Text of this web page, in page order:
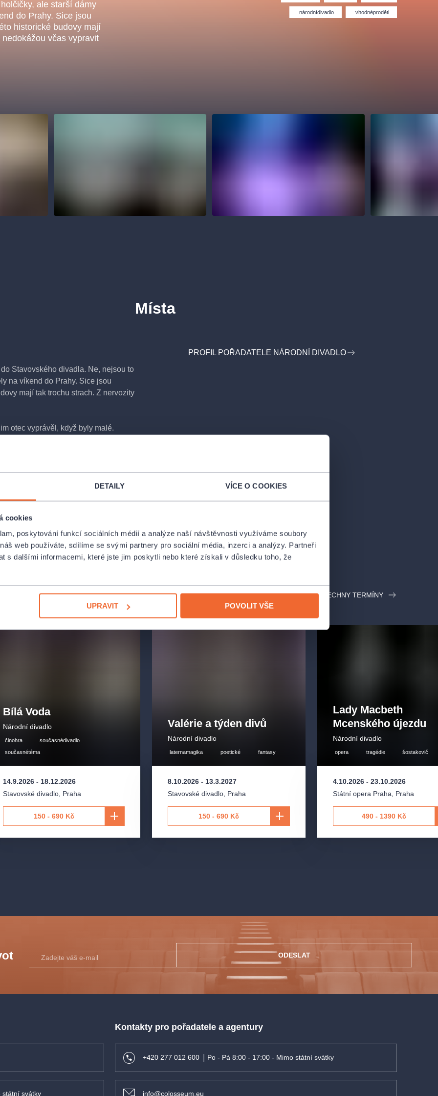
DETAILY VÍCE O COOKIES
cookies
poskytování funkcí sociálních médií a analýze naší návštěvnosti využíváme soubory
web používáte, sdílíme se svými partnery pro sociální média, inzerci a analýzy. Partneři
s dalšími informacemi, které jste jim poskytli nebo které získali v důsledku toho, že
UPRAVIT POVOLIT VŠE
ale starší dámy
do Prahy. Sice jsou
historické budovy mají
včas vypravit
národnídivadlo vhodnéproděti
Stavovského divadla. Ne, nejsou to
na víkend do Prahy. Sice jsou
mají tak trochu strach. Z nervozity
otec vyprávěl, když byly malé.
hlučné dámy z divadla vyvedeny.
mnoha lety zmizel, měl se
dít kouzla…
22. a 23. února 2024 ve
Místa
PROFIL POŘADATELE NÁRODNÍ DIVADLO
VŠECHNY TERMÍNY
Bílá Voda
Národní divadlo
činohra
současnédivadlo
současnétéma
14.9.2026- 18.12.2026
Stavovské divadlo, Praha
150 - 690 Kč
Valérie a týden divů
Národní divadlo
laternamagika poetické fantasy
8.10.2026 - 13.3.2027
Stavovské divadlo Praha
150 - 690 Kč
Lady Macbeth
Mcenského újezdu
Národní divadlo
opera tragédie šostakovič
4.10.2026- 23.10.2026
Státní opera Praha
Praha
490 - 1390 Kč
ODESLAT
státní svátky
Kontakty pro pořadatele a agentury
+420 277 012 600 Po - Pá 8:00 - 17:00 - Mimo státní svátky
info@colosseum.eu
Divadlo Hybernia
Filmový orchestr Praha
(FOP)